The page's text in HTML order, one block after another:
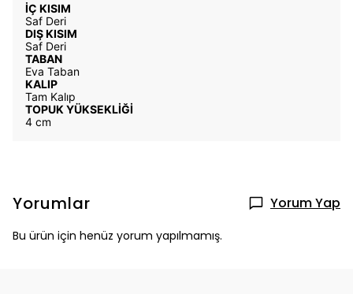
İÇ KISIM
Saf Deri
DIŞ KISIM
Saf Deri
TABAN
Eva Taban
KALIP
Tam Kalıp
TOPUK YÜKSEKLİĞİ
4 cm
Yorumlar Yorum Yap
Bu ürün için henüz yorum yapılmamış.